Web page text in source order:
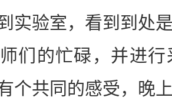
实验室，看到到处
们的忙碌，并进
个共同的感受，晚